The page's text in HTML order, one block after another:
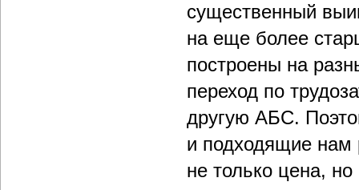
существенный
на еще более
построены на
переход по
другую АБС.
и подходящие нам
не только цена,